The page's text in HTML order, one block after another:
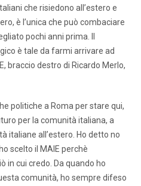
che risiedono all’estero e
è l’unica che può combaciare
pochi anni prima. Il
è tale da farmi arrivare ad
braccio destro di Ricardo Merlo,
politiche a Roma per stare qui,
per la comunità italiana, a
italiane all’estero. Ho detto no
scelto il MAIE perchè
in cui credo. Da quando ho
comunità, ho sempre difeso